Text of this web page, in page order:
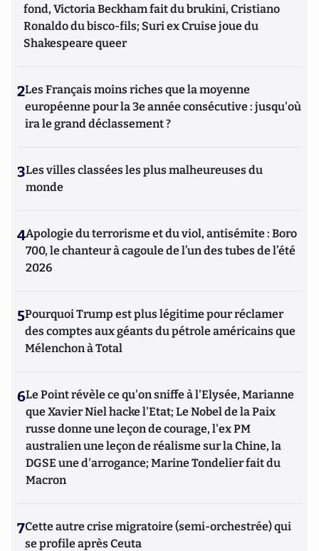
fond, Victoria Beckham fait du brukini, Cristiano
Ronaldo du bisco-fils; Suri ex Cruise joue du
Shakespeare queer
2Les Français moins riches que la moyenne
européenne pour la 3e année consécutive : jusqu'où
ira le grand déclassement ?
3Les villes classées les plus malheureuses du
monde
4Apologie du terrorisme et du viol, antisémite : Boro
700, le chanteur à cagoule de l’un des tubes de l’été
2026
5Pourquoi Trump est plus légitime pour réclamer
des comptes aux géants du pétrole américains que
Mélenchon à Total
6Le Point révèle ce qu'on sniffe à l'Elysée, Marianne
que Xavier Niel hacke l'Etat; Le Nobel de la Paix
russe donne une leçon de courage, l'ex PM
australien une leçon de réalisme sur la Chine, la
DGSE une d'arrogance; Marine Tondelier fait du
Macron
7Cette autre crise migratoire (semi-orchestrée) qui
se profile après Ceuta